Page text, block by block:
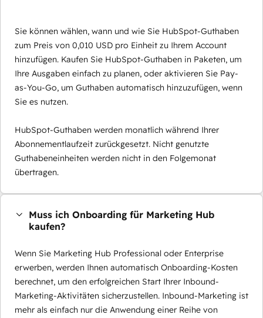
Sie können wählen, wann und wie Sie HubSpot-Guthaben
zum Preis von 0,010 USD pro Einheit zu Ihrem Account
hinzufügen. Kaufen Sie HubSpot-Guthaben in Paketen, um
Ihre Ausgaben einfach zu planen, oder aktivieren Sie Pay-
as-You-Go, um Guthaben automatisch hinzuzufügen, wenn
Sie es nutzen.
HubSpot-Guthaben werden monatlich während Ihrer
Abonnementlaufzeit zurückgesetzt. Nicht genutzte
Guthabeneinheiten werden nicht in den Folgemonat
übertragen.
Muss ich Onboarding für Marketing Hub
kaufen?
Wenn Sie Marketing Hub Professional oder Enterprise
erwerben, werden Ihnen automatisch Onboarding-Kosten
berechnet, um den erfolgreichen Start Ihrer Inbound-
Marketing-Aktivitäten sicherzustellen. Inbound-Marketing ist
mehr als einfach nur die Anwendung einer Reihe von